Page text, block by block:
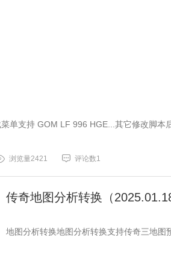
单支持 GOM LF 996 HGE...其它修改脚本
浏览量2421 评论数1
传奇地图分析转换（2025.01.18
地图分析转换地图分析转换支持传奇三地图